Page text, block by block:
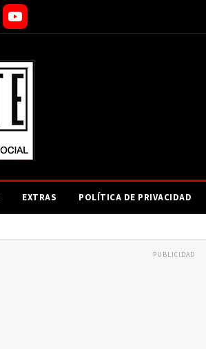
EXTRAS POLÍTICA DE PRIVACIDAD
PUBLICIDAD